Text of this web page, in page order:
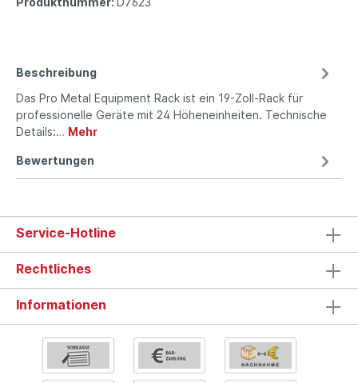
Beschreibung
Das Pro Metal Equipment Rack ist ein 19-Zoll-Rack für
professionelle Geräte mit 24 Höheneinheiten. Technische
Details:… Mehr
Bewertungen
Service-Hotline
Rechtliches
Informationen